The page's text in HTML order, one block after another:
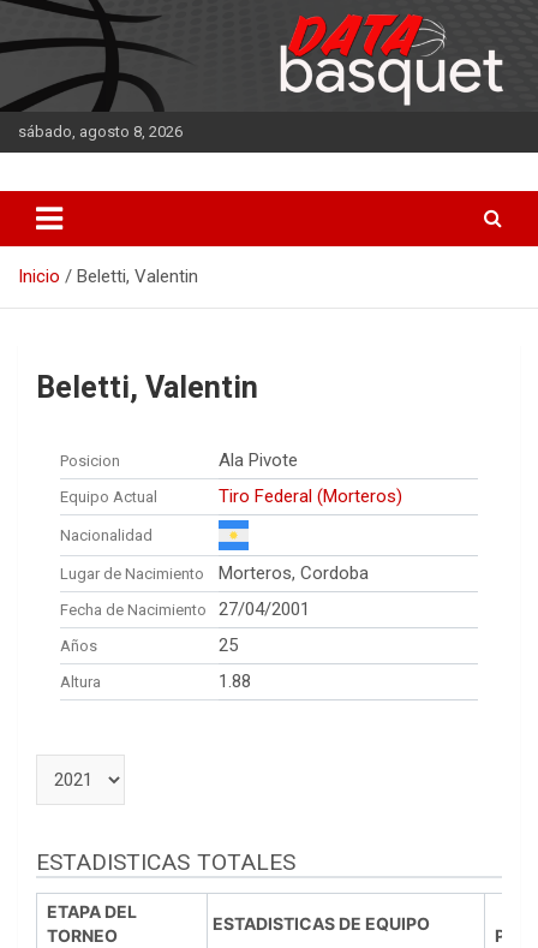
Saltar
al
contenido
sábado, agosto 8, 2026
DATA Basquet
Inicio Beletti, Valentin
Beletti, Valentin
Posicion Ala Pivote
Equipo Actual Tiro Federal (Morteros)
Nacionalidad
Lugar de Nacimiento Morteros, Cordoba
Fecha de Nacimiento 27/04/2001
Años 25
Altura 1.88
ESTADISTICAS TOTALES
ETAPA DEL
TORNEO
ESTADISTICAS DE EQUIPO
PJ